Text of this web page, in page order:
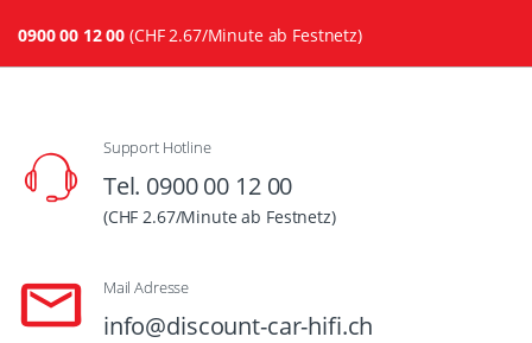
0900 00 12 00 (CHF 2.67/Minute ab Festnetz)
Support Hotline
Tel. 0900 00 12 00
(CHF 2.67/Minute ab Festnetz)
Mail Adresse
info@discount-car-hifi.ch